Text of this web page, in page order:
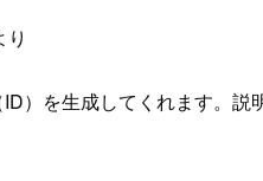
り
）を生成してくれます。